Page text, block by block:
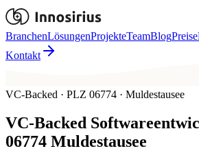
BranchenLösungenProjekteTeamBlogPreise
Kontakt
VC-Backed · PLZ 06774 · Muldestausee
VC-Backed
06774 Muldestausee